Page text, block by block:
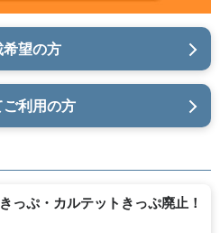
希望の方
利用の方
っぷ・カルテットきっぷ廃止！